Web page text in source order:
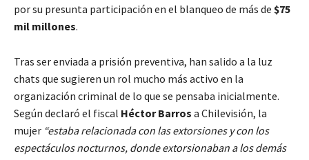
por su presunta participación en el blanqueo de más de $75
mil millones.
Tras ser enviada a prisión preventiva, han salido a la luz
chats que sugieren un rol mucho más activo en la
organización criminal de lo que se pensaba inicialmente.
Según declaró el fiscal Héctor Barros a Chilevisión, la
mujer “estaba relacionada con las extorsiones y con los
espectáculos nocturnos, donde extorsionaban a los demás